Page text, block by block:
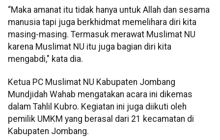
“Maka amanat itu tidak hanya untuk Allah dan sesama
manusia tapi juga berkhidmat memelihara diri kita
masing-masing. Termasuk merawat Muslimat NU
karena Muslimat NU itu juga bagian diri kita
mengabdi," kata dia.
Ketua PC Muslimat NU Kabupaten Jombang
Mundjidah Wahab mengatakan acara ini dikemas
dalam Tahlil Kubro. Kegiatan ini juga diikuti oleh
pemilik UMKM yang berasal dari 21 kecamatan di
Kabupaten Jombang.